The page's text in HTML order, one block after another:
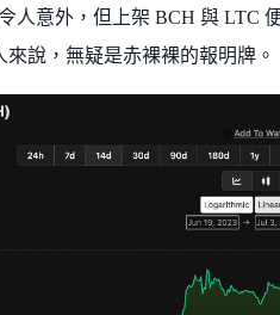
人意外，但上架 BCH 與 LTC
說，無疑是赤裸裸的報明牌。